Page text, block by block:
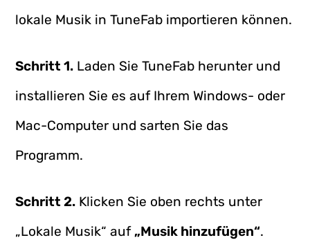
lokale Musik in TuneFab importieren können.
Schritt 1. Laden Sie TuneFab herunter und
installieren Sie es auf Ihrem Windows- oder
Mac-Computer und sarten Sie das
Programm.
Schritt 2. Klicken Sie oben rechts unter
„Lokale Musik“ auf „Musik hinzufügen“.